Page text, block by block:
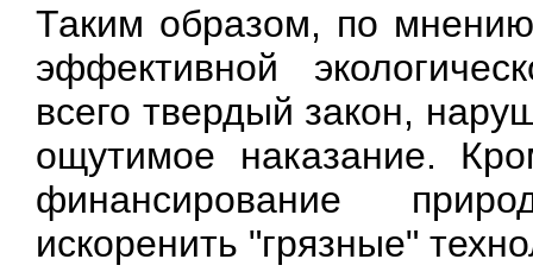
Таким образом, по
эффективной
всего твердый закон,
ощутимое наказание.
финансирование
искоренить "грязные"